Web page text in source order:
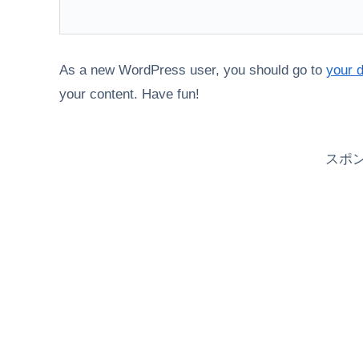
As a new WordPress user, you should go to your
your content. Have fun!
スポ